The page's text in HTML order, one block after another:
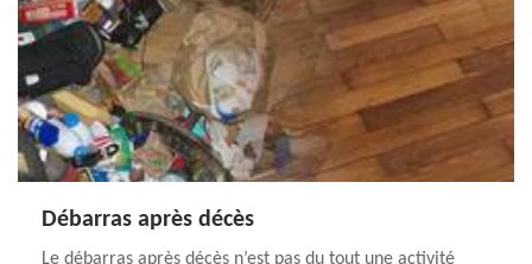
Débarras après décès
Le débarras après décès n’est pas du tout une activité